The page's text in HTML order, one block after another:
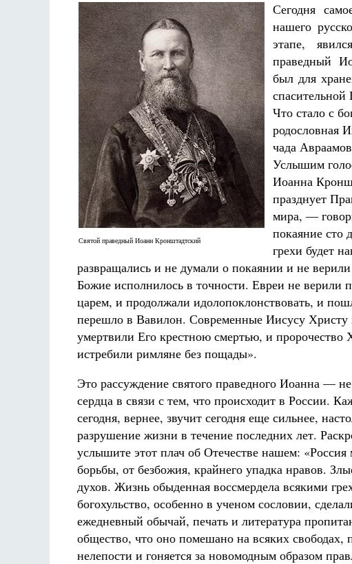
Святой праведный Иоанн Кронштадтский
Сегодня
нашего
этапе,
праведный
был для
Что стало с
родословная
чада
Услышим
Иоанна
празднует
мира, —
покаяние сто
грехи будет
развращались и не думали о покаянии и не
Божие исполнилось в точности. Евреи не верили
царем, и продолжали идолопоклонствовать, и
перешло в Вавилон. Современные Иисусу
умертвили Его крестною смертью, и пророчество
истребили римляне без пощады».
Это рассуждение святого праведного Иоанна —
сердца в связи с тем, что происходит в России.
сегодня, вернее, звучит сегодня еще сильнее,
разрушение жизни в течение последних лет.
услышите этот плач об Отечестве нашем: «Россия
борьбы, от безбожия, крайнего упадка нравов.
духов. Жизнь обыденная воссмердела всякими
богохульство, особенно в ученом сословии,
ежедневный обычай, печать и литература
общество, что оно помешано на всяких свободах,
нелепости и гоняется за новомодным образом